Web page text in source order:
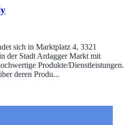
sich in Marktplatz 4, 3321
der Stadt Ardagger Markt mit
Produkte/Dienstleistungen.
deren Produ...